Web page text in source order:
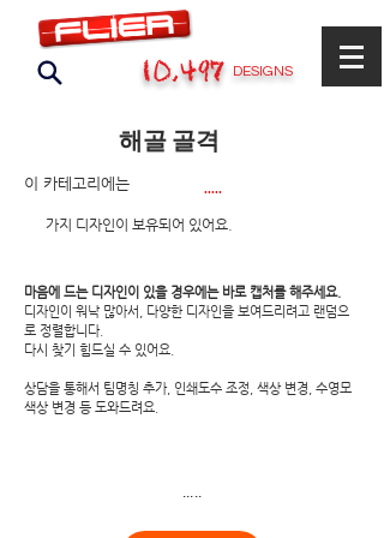
10,497 DESIGNS
해골 골격
이 카테고리에는 .....
​가지 디자인이 보유되어 있어요.
마음에 드는 디자인이 있을 경우에는 바로 캡처를 해주세요.
디자인이 워낙 많아서, 다양한 디자인을 보여드리려고 랜덤으
로 정렬합니다.
​다시 찾기 힘드실 수 있어요.
상담을 통해서 팀명칭 추가, 인쇄도수 조정, 색상 변경, 수영모
색상 변경 등 도와드려요.
.....